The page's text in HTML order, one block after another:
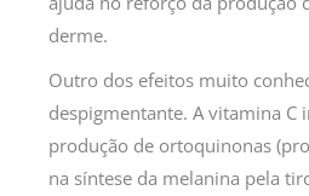
derme.
Outro dos efeitos muito
despigmentante. A vitamina C
produção de ortoquinonas
na síntese da melanina pela